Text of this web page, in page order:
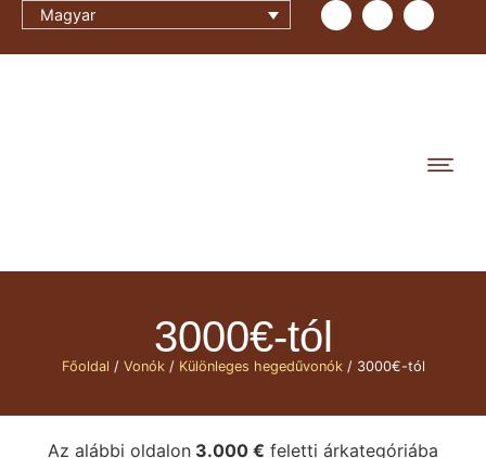
Magyar
3000€-tól
Főoldal / Vonók/ Különleges hegedűvonók/ 3000€-tól
Az alábbi oldalon 3.000 € feletti árkategóriába